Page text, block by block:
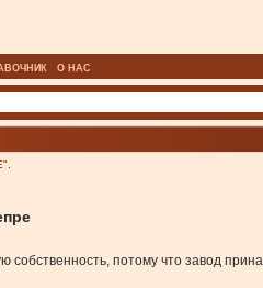
О НАС
собственность, потому что завод